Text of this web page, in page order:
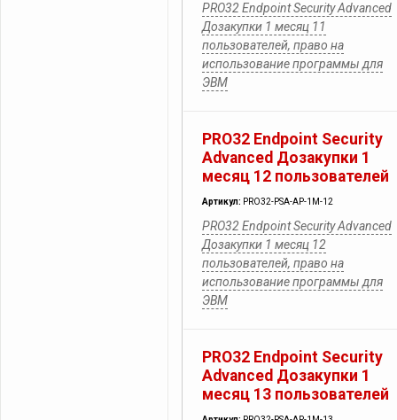
PRO32 Endpoint Security Advanced
Дозакупки 1 месяц 11
пользователей, право на
использование программы для
ЭВМ
PRO32 Endpoint Security
Advanced Дозакупки 1
месяц 12 пользователей
Артикул: PRO32-PSA-AP-1M-12
PRO32 Endpoint Security Advanced
Дозакупки 1 месяц 12
пользователей, право на
использование программы для
ЭВМ
PRO32 Endpoint Security
Advanced Дозакупки 1
месяц 13 пользователей